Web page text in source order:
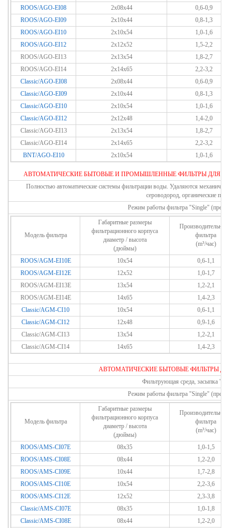
ROOS/AGO-EI08 2x08x44
0,6-0,9
ROOS/AGO-EI09
2x10x44
0,8-1,3
ROOS/AGO-EI10
2x10x54
1,0-1,6
ROOS/AGO-EI12
2x12x52
1,5-2,2
ROOS/AGO-EI13
2x13x54
1,8-2,7
ROOS/AGO-EI14
2x14x65
2,2-3,2
Classic/AGO-EI08
2x08x44
0,6-0,9
Classic/AGO-EI09
2x10x44
0,8-1,3
Classic/AGO-EI10
2x10x54
1,0-1,6
Classic/AGO-EI12
2x12x48
1,4-2,0
Classic/AGO-EI13
2x13x54
1,8-2,7
Classic/AGO-EI14
2x14x65
2,2-3,2
BNT/AGO-EI10
2x10x54 1,0-1,6
АВТОМАТИЧЕСКИЕ БЫТОВЫЕ И ПРОМЫШЛЕННЫЕ ФИЛЬТРЫ ДЛЯ
Полностью автоматические системы фильтрации воды. Удаляются
сероводород, органические
Режим работы фильтра "Single"
Модель фильтра
Габаритные размеры
фильтрационного корпуса
диаметр / высота
(дюймы)
фильтра
(m³/час)
ROOS/AGM-EI10E 10x54
0,6-1,1
ROOS/AGM-EI12E
12x52
1,0-1,7
ROOS/AGM-EI13E
13x54
1,2-2,1
ROOS/AGM-EI14E
14x65
1,4-2,3
Classic/AGM-CI10
10x54
0,6-1,1
Classic/AGM-CI12
12x48
0,9-1,6
Classic/AGM-CI13
13x54
1,2-2,1
Classic/AGM-CI14
14x65 1,4-2,3
АВТОМАТИЧЕСКИЕ БЫТОВЫЕ ФИЛЬТРЫ
Фильтрующая среда, засыпка
Режим работы фильтра "Single"
Модель фильтра
Габаритные размеры
фильтрационного корпуса
диаметр / высота
(дюймы)
фильтра
(m³/час)
ROOS/AMS-CI07E 08x35
1,0-1,5
ROOS/AMS-CI08E
08x44
1,2-2,0
ROOS/AMS-CI09E
10x44
1,7-2,8
ROOS/AMS-CI10E
10x54
2,2-3,6
ROOS/AMS-CI12E
12x52
2,3-3,8
Classic/AMS-CI07E
08x35
1,0-1,8
Classic/AMS-CI08E
08x44 1,2-2,0